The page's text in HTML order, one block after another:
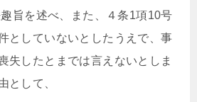
旨を述べ、また、４条1項10号
としていないとしたうえで、事
失したとまでは言えないとしま
として、